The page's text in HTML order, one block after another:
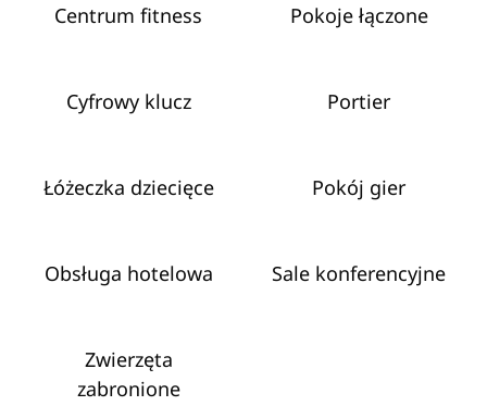
Centrum fitness Pokoje łączone
Cyfrowy klucz Portier
Łóżeczka dziecięce Pokój gier
Obsługa hotelowa Sale konferencyjne
Zwierzęta
zabronione